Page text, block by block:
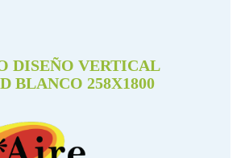
DISEÑO VERTICAL
BLANCO 258X1800